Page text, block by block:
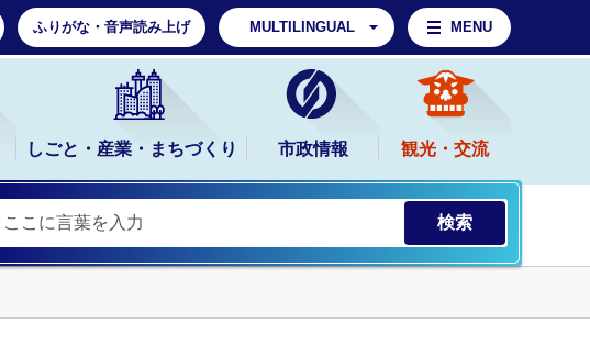
ふりがな・音声読み上げ MULTILINGUAL MENU
しごと・産業・まちづくり 市政情報 観光・交流